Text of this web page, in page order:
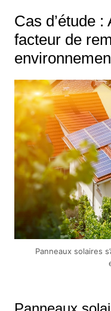
Cas d’étude
facteur de
Panneaux solaires